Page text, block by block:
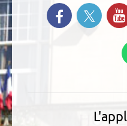
Retrouvez-